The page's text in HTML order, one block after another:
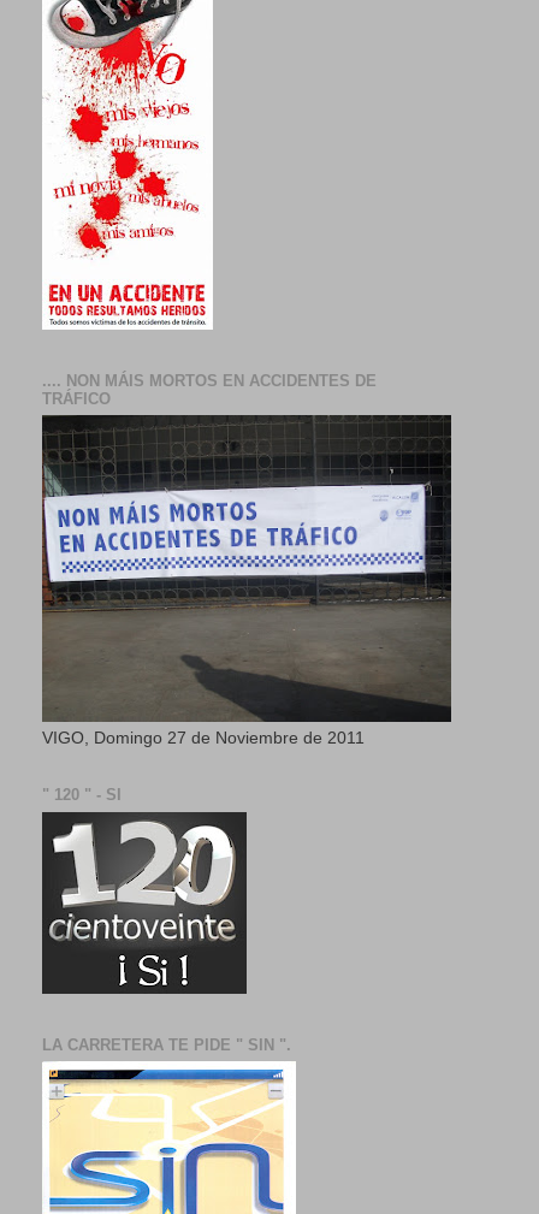
.... NON MÁIS MORTOS EN ACCIDENTES DE
TRÁFICO
VIGO, Domingo 27 de Noviembre de 2011
" 120 " - SI
LA CARRETERA TE PIDE " SIN ".